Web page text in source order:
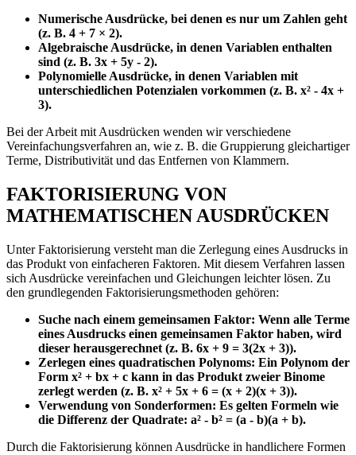
Numerische Ausdrücke, bei denen es nur um Zahlen geht
(z. B. 4 + 7 × 2).
Algebraische Ausdrücke, in denen Variablen enthalten
sind (z. B. 3x + 5y - 2).
Polynomielle Ausdrücke, in denen Variablen mit
unterschiedlichen Potenzialen vorkommen (z. B. x² - 4x +
3).
Bei der Arbeit mit Ausdrücken wenden wir verschiedene
Vereinfachungsverfahren an, wie z. B. die Gruppierung gleichartiger
Terme, Distributivität und das Entfernen von Klammern.
FAKTORISIERUNG VON
MATHEMATISCHEN AUSDRÜCKEN
Unter Faktorisierung versteht man die Zerlegung eines Ausdrucks in
das Produkt von einfacheren Faktoren. Mit diesem Verfahren lassen
sich Ausdrücke vereinfachen und Gleichungen leichter lösen. Zu
den grundlegenden Faktorisierungsmethoden gehören:
Suche nach einem gemeinsamen Faktor: Wenn alle Terme
eines Ausdrucks einen gemeinsamen Faktor haben, wird
dieser herausgerechnet (z. B. 6x + 9 = 3(2x + 3)).
Zerlegen eines quadratischen Polynoms: Ein Polynom der
Form x² + bx + c kann in das Produkt zweier Binome
zerlegt werden (z. B. x² + 5x + 6 = (x + 2)(x + 3)).
Verwendung von Sonderformen: Es gelten Formeln wie
die Differenz der Quadrate: a² - b² = (a - b)(a + b).
Durch die Faktorisierung können Ausdrücke in handlichere Formen